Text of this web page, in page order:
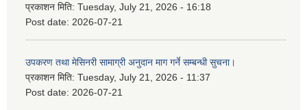
प्रकाशन मिति: Tuesday, July 21, 2026 - 16:18
Post date: 2026-07-21
उपकरण तथा मेसिनरी सामाग्री अनुदान माग गर्ने सम्बन्धी सुचना।
प्रकाशन मिति: Tuesday, July 21, 2026 - 11:37
Post date: 2026-07-21